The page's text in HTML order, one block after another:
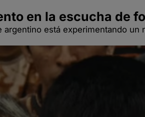
en la escucha de
argentino está experimentando